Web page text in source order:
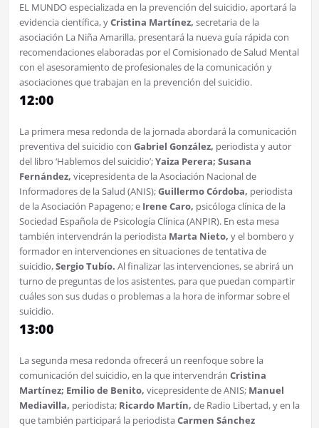
EL MUNDO especializada en la prevención del suicidio, aportará la
evidencia científica, yCristina Martínez, secretaria de la
asociación La Niña Amarilla, presentará la nueva guía rápida con
recomendaciones elaboradas por el Comisionado de Salud Mental
con el asesoramiento de profesionales de la comunicación y
asociaciones que trabajan en la prevención del suicidio.
12:00
La primera mesa redonda de la jornada abordará la comunicación
preventiva del suicidio con Gabriel González, periodista y autor
del libro ‘Hablemos del suicidio’;Yaiza Perera; Susana
Fernández, vicepresidenta de la Asociación Nacional de
Informadores de la Salud (ANIS);Guillermo Córdoba, periodista
de la Asociación Papageno; e Irene Caro, psicóloga clínica de la
Sociedad Española de Psicología Clínica (ANPIR). En esta mesa
también intervendrán la periodista Marta Nieto, y el bombero y
formador en intervenciones en situaciones de tentativa de
suicidio,Sergio Tubío. Al finalizar las intervenciones, se abrirá un
turno de preguntas de los asistentes, para que puedan compartir
cuáles son sus dudas o problemas a la hora de informar sobre el
suicidio.
13:00
La segunda mesa redonda ofrecerá un reenfoque sobre la
comunicación del suicidio, en la que intervendrán Cristina
Martínez; Emilio de Benito, vicepresidente de ANIS; Manuel
Mediavilla, periodista; Ricardo Martín, de Radio Libertad, y en la
que también participará la periodistaCarmen Sánchez